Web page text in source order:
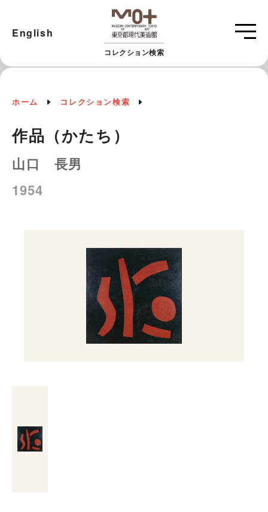
コレクション検索
English
ホーム コレクション検索
作品（かたち）
山口 長男
1954